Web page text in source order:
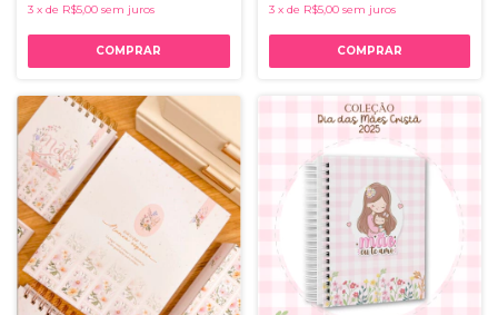
3 x de R$5,00 sem juros 3 x de R$5,00 sem juros